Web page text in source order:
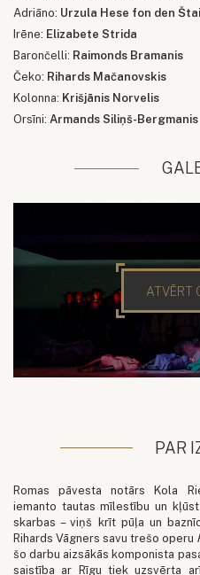
Adriāno: Urzula Hese fon den
Irēne: Elizabete Strida
Barončelli: Raimonds Bramanis
Čeko: Rihards Mačanovskis
Kolonna: Krišjānis Norvelis
Orsīni: Armands Siliņš-Bergmanis
ATVĒRT
PAR
Romas pāvesta notārs Kola
iemanto tautas mīlestību un
skarbas – viņš krīt pūļa un
Rihards Vāgners savu trešo operu
šo darbu aizsākās komponista
saistība ar Rīgu tiek uzsvērta